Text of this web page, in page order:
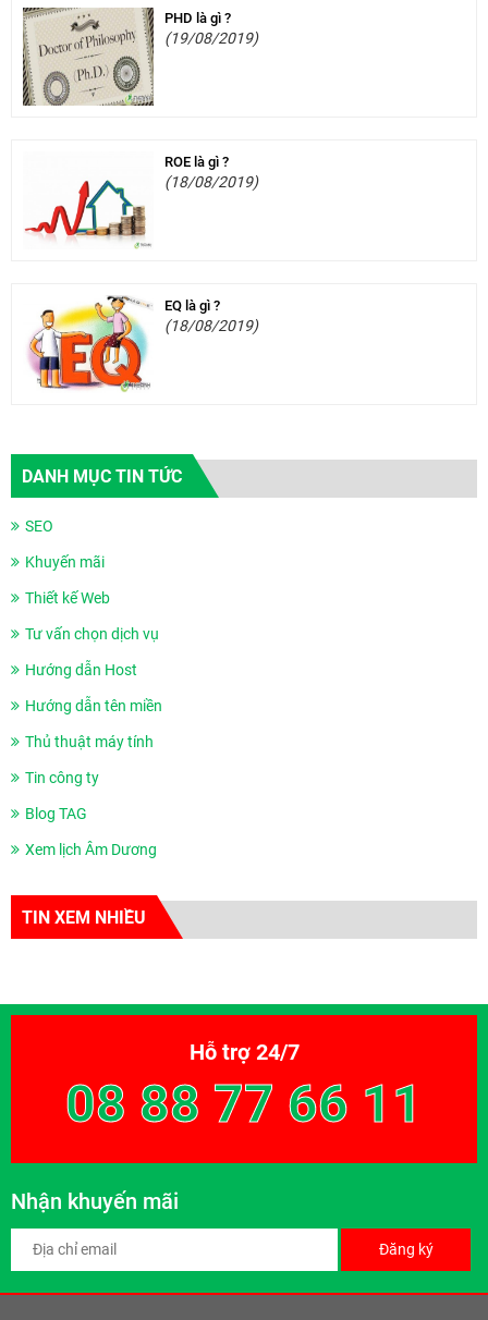
PHD là gì ?
(19/08/2019)
ROE là gì ?
(18/08/2019)
EQ là gì ?
(18/08/2019)
DANH MỤC TIN TỨC
SEO
Khuyến mãi
Thiết kế Web
Tư vấn chọn dịch vụ
Hướng dẫn Host
Hướng dẫn tên miền
Thủ thuật máy tính
Tin công ty
Blog TAG
Xem lịch Âm Dương
TIN XEM NHIỀU
Hỗ trợ 24/7
08 88 77 66 11
Nhận khuyến mãi
Đăng ký